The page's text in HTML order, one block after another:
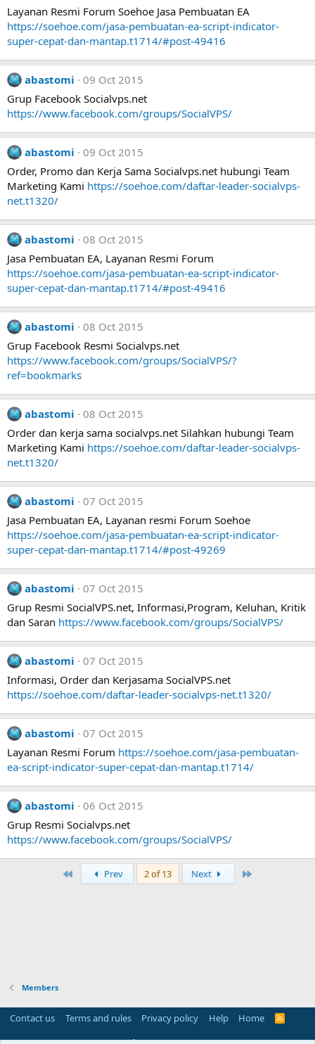
Layanan Resmi Forum Soehoe Jasa Pembuatan EA
https://soehoe.com/jasa-pembuatan-ea-script-indicator-
super-cepat-dan-mantap.t1714/#post-49416
abastomi
09 Oct 2015
Grup Facebook Socialvps.net
https://www.facebook.com/groups/SocialVPS/
abastomi
09 Oct 2015
Order, Promo dan Kerja Sama Socialvps.net hubungi Team
Marketing Kami https://soehoe.com/daftar-leader-socialvps-
net.t1320/
abastomi
08 Oct 2015
Jasa Pembuatan EA, Layanan Resmi Forum
https://soehoe.com/jasa-pembuatan-ea-script-indicator-
super-cepat-dan-mantap.t1714/#post-49416
abastomi
08 Oct 2015
Grup Facebook Resmi Socialvps.net
https://www.facebook.com/groups/SocialVPS/?
ref=bookmarks
abastomi
08 Oct 2015
Order dan kerja sama socialvps.net Silahkan hubungi Team
Marketing Kami https://soehoe.com/daftar-leader-socialvps-
net.t1320/
abastomi
07 Oct 2015
Jasa Pembuatan EA, Layanan resmi Forum Soehoe
https://soehoe.com/jasa-pembuatan-ea-script-indicator-
super-cepat-dan-mantap.t1714/#post-49269
abastomi
07 Oct 2015
Grup Resmi SocialVPS.net, Informasi,Program, Keluhan, Kritik
dan Saran https://www.facebook.com/groups/SocialVPS/
abastomi
07 Oct 2015
Informasi, Order dan Kerjasama SocialVPS.net
https://soehoe.com/daftar-leader-socialvps-net.t1320/
abastomi
07 Oct 2015
Layanan Resmi Forum https://soehoe.com/jasa-pembuatan-
ea-script-indicator-super-cepat-dan-mantap.t1714/
abastomi
06 Oct 2015
Grup Resmi Socialvps.net
https://www.facebook.com/groups/SocialVPS/
Prev 2 of 13 Next
Members
Contact us Terms and rules Privacy policy Help Home
R
®